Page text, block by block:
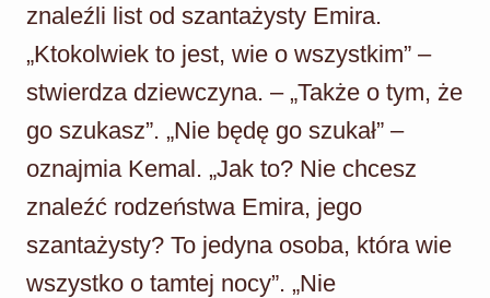
znaleźli list od szantażysty Emira.
„Ktokolwiek to jest, wie o wszystkim” –
stwierdza dziewczyna. – „Także o tym, że
go szukasz”. „Nie będę go szukał” –
oznajmia Kemal. „Jak to? Nie chcesz
znaleźć rodzeństwa Emira, jego
szantażysty? To jedyna osoba, która wie
wszystko o tamtej nocy”. „Nie